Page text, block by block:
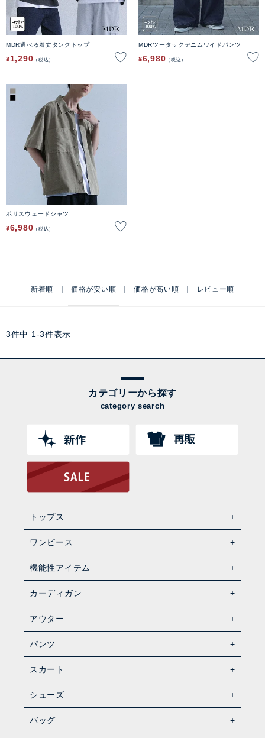
MDR選べる着丈タンクトップ
¥1,290 税込
MDRツータックデニムワイドパンツ
¥6,980 税込
ポリスウェードシャツ
¥6,980 税込
新着順 価格が安い順 価格が高い順 レビュー順
3件中 1 -3件表示
カテゴリーから探す
category search
トップス
ワンピース
機能性アイテム
カーディガン
アウター
パンツ
スカート
シューズ
バッグ